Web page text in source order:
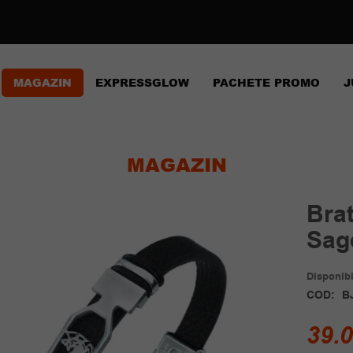
MAGAZIN EXPRESSGLOW PACHETE PROMO
MAGAZIN
COD: